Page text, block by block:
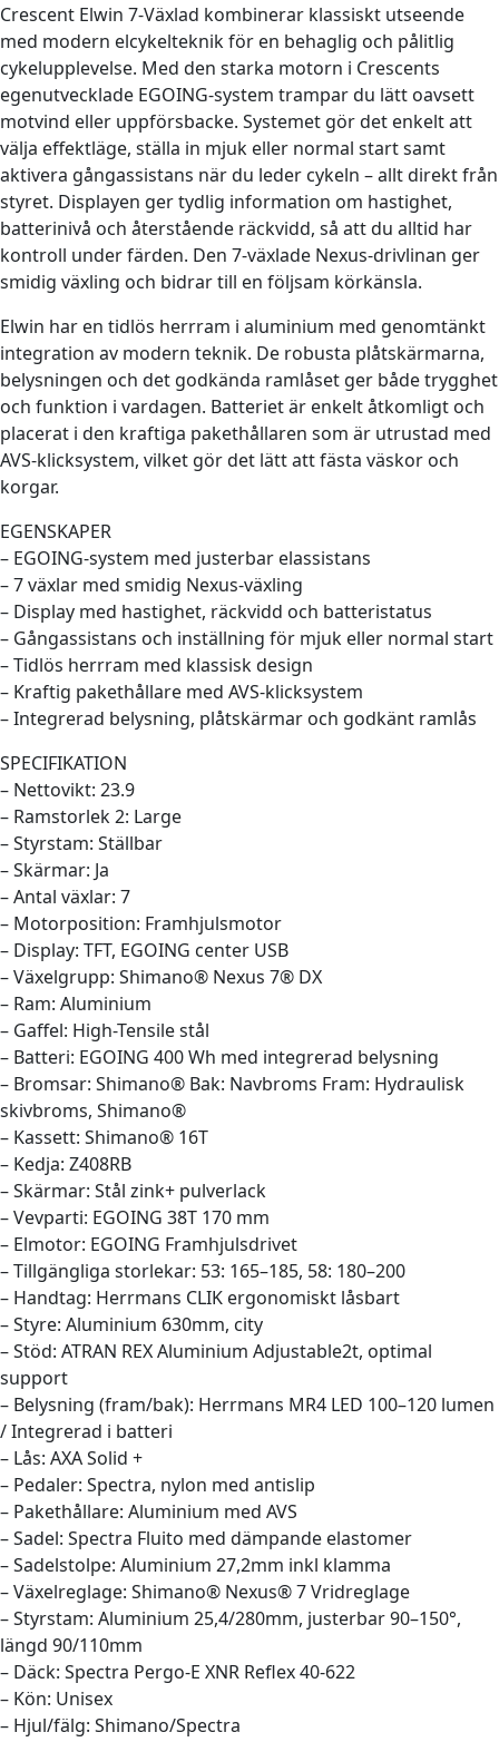
Crescent Elwin 7-Växlad kombinerar klassiskt utseende
med modern elcykelteknik för en behaglig och pålitlig
cykelupplevelse. Med den starka motorn i Crescents
egenutvecklade EGOING-system trampar du lätt oavsett
motvind eller uppförsbacke. Systemet gör det enkelt att
välja effektläge, ställa in mjuk eller normal start samt
aktivera gångassistans när du leder cykeln – allt direkt från
styret. Displayen ger tydlig information om hastighet,
batterinivå och återstående räckvidd, så att du alltid har
kontroll under färden. Den 7-växlade Nexus-drivlinan ger
smidig växling och bidrar till en följsam körkänsla.
Elwin har en tidlös herrram i aluminium med genomtänkt
integration av modern teknik. De robusta plåtskärmarna,
belysningen och det godkända ramlåset ger både trygghet
och funktion i vardagen. Batteriet är enkelt åtkomligt och
placerat i den kraftiga pakethållaren som är utrustad med
AVS-klicksystem, vilket gör det lätt att fästa väskor och
korgar.
EGENSKAPER
– EGOING-system med justerbar elassistans
– 7 växlar med smidig Nexus-växling
– Display med hastighet, räckvidd och batteristatus
– Gångassistans och inställning för mjuk eller normal start
– Tidlös herrram med klassisk design
– Kraftig pakethållare med AVS-klicksystem
– Integrerad belysning, plåtskärmar och godkänt ramlås
SPECIFIKATION
– Nettovikt: 23.9
– Ramstorlek 2: Large
– Styrstam: Ställbar
– Skärmar: Ja
– Antal växlar: 7
– Motorposition: Framhjulsmotor
– Display: TFT, EGOING center USB
– Växelgrupp: Shimano® Nexus 7® DX
– Ram: Aluminium
– Gaffel: High-Tensile stål
– Batteri: EGOING 400 Wh med integrerad belysning
– Bromsar: Shimano® Bak: Navbroms Fram: Hydraulisk
skivbroms, Shimano®
– Kassett: Shimano® 16T
– Kedja: Z408RB
– Skärmar: Stål zink+ pulverlack
– Vevparti: EGOING 38T 170 mm
– Elmotor: EGOING Framhjulsdrivet
– Tillgängliga storlekar: 53: 165–185, 58: 180–200
– Handtag: Herrmans CLIK ergonomiskt låsbart
– Styre: Aluminium 630mm, city
– Stöd: ATRAN REX Aluminium Adjustable2t, optimal
support
– Belysning (fram/bak): Herrmans MR4 LED 100–120 lumen
/ Integrerad i batteri
– Lås: AXA Solid +
– Pedaler: Spectra, nylon med antislip
– Pakethållare: Aluminium med AVS
– Sadel: Spectra Fluito med dämpande elastomer
– Sadelstolpe: Aluminium 27,2mm inkl klamma
– Växelreglage: Shimano® Nexus® 7 Vridreglage
– Styrstam: Aluminium 25,4/280mm, justerbar 90–150°,
längd 90/110mm
– Däck: Spectra Pergo-E XNR Reflex 40-622
– Kön: Unisex
– Hjul/fälg: Shimano/Spectra